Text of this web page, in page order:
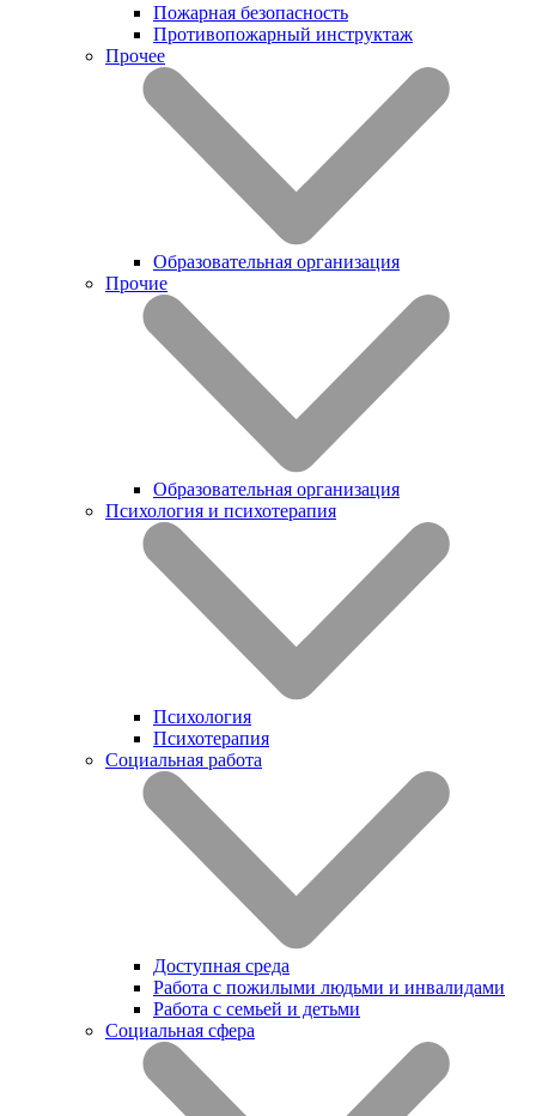
Пожарная безопасность
Противопожарный инструктаж
Прочее
Образовательная организация
Прочие
Образовательная организация
Психология и психотерапия
Психология
Психотерапия
Социальная работа
Доступная среда
Работа с пожилыми людьми и инвалидами
Работа с семьей и детьми
Социальная сфера